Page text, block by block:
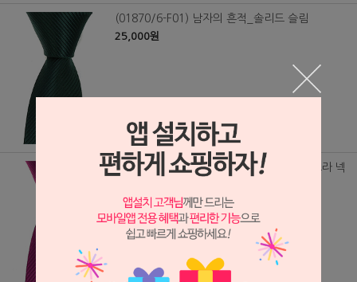
(01870/6-F01) 남자의 흔적_솔리드 슬림
25,000원
(01870/6-F01) 남자의 흔적_솔리드 슬림 보라 넥
25,000원